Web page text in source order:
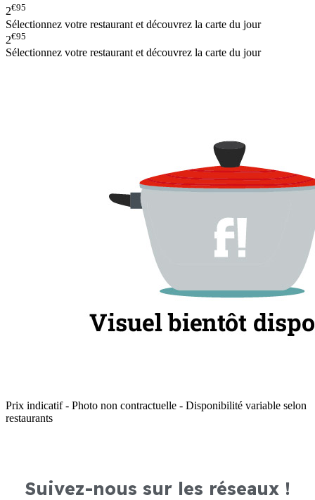
2€95
Sélectionnez votre restaurant et découvrez la carte du jour
2€95
Sélectionnez votre restaurant et découvrez la carte du jour
Prix indicatif - Photo non contractuelle - Disponibilité variable selon
restaurants
Suivez-nous sur les réseaux !